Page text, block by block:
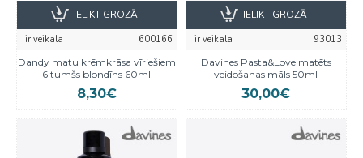
ir veikalā
600166
Dandy matu krēmkrāsa vīriešiem
6 tumšs blondīns 60ml
8,30€
IELIKT GROZĀ
ir veikalā
93013
Davines Pasta&Love matēts
veidošanas māls 50ml
30,00€
IELIKT GROZĀ